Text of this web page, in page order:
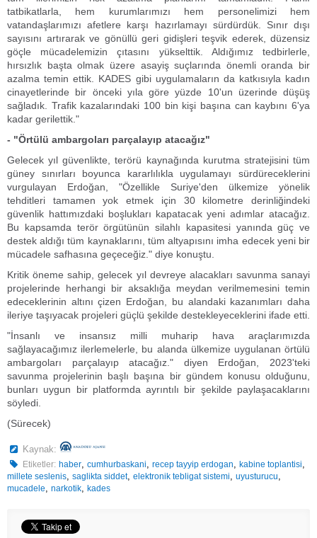
tatbikatlarla, hem kurumlarımızı hem personelimizi hem
vatandaşlarımızı afetlere karşı hazırlamayı sürdürdük. Sınır dışı
sayısını artırarak ve gönüllü geri gidişleri teşvik ederek, düzensiz
göçle mücadelemizin çıtasını yükselttik. Aldığımız tedbirlerle,
hırsızlık başta olmak üzere asayiş suçlarında önemli oranda bir
azalma temin ettik. KADES gibi uygulamaların da katkısıyla kadın
cinayetlerinde bir önceki yıla göre yüzde 10'un üzerinde düşüş
sağladık. Trafik kazalarındaki 100 bin kişi başına can kaybını 6'ya
kadar gerilettik."
- "Örtülü ambargoları parçalayıp atacağız"
Gelecek yıl güvenlikte, terörü kaynağında kurutma stratejisini tüm
güney sınırları boyunca kararlılıkla uygulamayı sürdüreceklerini
vurgulayan Erdoğan, "Özellikle Suriye'den ülkemize yönelik
tehditleri tamamen yok etmek için 30 kilometre derinliğindeki
güvenlik hattımızdaki boşlukları kapatacak yeni adımlar atacağız.
Bu kapsamda terör örgütünün silahlı kapasitesi yanında güç ve
destek aldığı tüm kaynaklarını, tüm altyapısını imha edecek yeni bir
mücadele safhasına geçeceğiz." diye konuştu.
Kritik öneme sahip, gelecek yıl devreye alacakları savunma sanayi
projelerinde herhangi bir aksaklığa meydan verilmemesini temin
edeceklerinin altını çizen Erdoğan, bu alandaki kazanımları daha
ileriye taşıyacak projeleri güçlü şekilde destekleyeceklerini ifade etti.
"İnsanlı ve insansız milli muharip hava araçlarımızda
sağlayacağımız ilerlemelerle, bu alanda ülkemize uygulanan örtülü
ambargoları parçalayıp atacağız." diyen Erdoğan, 2023'teki
savunma projelerinin başlı başına bir gündem konusu olduğunu,
bunları uygun bir platformda ayrıntılı bir şekilde paylaşacaklarını
söyledi.
(Sürecek)
Kaynak:
Etiketler: haber,cumhurbaskani,recep tayyip erdogan,kabine toplantisi,
millete seslenis, saglikta siddet, elektronik tebligat sistemi, uyusturucu,
mucadele, narkotik, kades